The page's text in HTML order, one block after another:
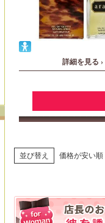
詳細を見る ›
並び替え 価格が安い順